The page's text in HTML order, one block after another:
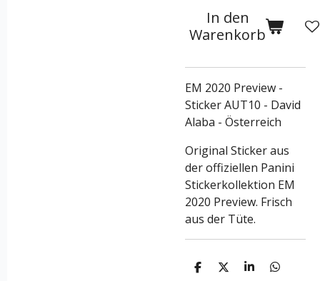
In den
Warenkorb
EM 2020 Preview -
Sticker AUT10 - David
Alaba - Österreich
Original Sticker aus
deroffiziellen Panini
Stickerkollektion EM
2020 Preview. Frisch
aus der Tüte.
T
T
T
T